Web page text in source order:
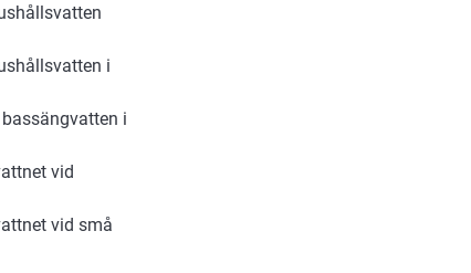
i
i
vid
vid små